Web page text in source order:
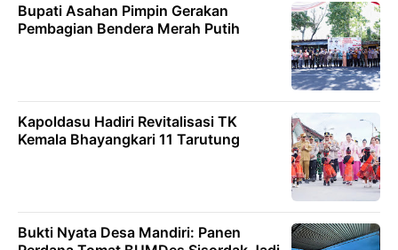
Bupati Asahan Pimpin Gerakan
Pembagian Bendera Merah Putih
Kapoldasu Hadiri Revitalisasi TK
Kemala Bhayangkari 11 Tarutung
Bukti Nyata Desa Mandiri: Panen